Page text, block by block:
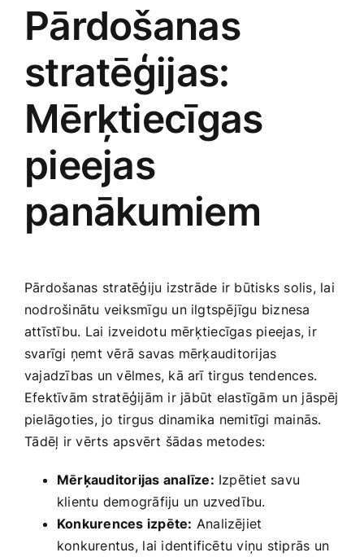
Pārdošanas
stratēģijas:‍
Mērķtiecīgas​
pieejas
panākumiem
Pārdošanas⁢ stratēģiju izstrāde ir būtisks‍ solis, ⁢lai
nodrošinātu ​veiksmīgu un​ ilgtspējīgu ‌biznesa
attīstību. Lai izveidotu ‍mērķtiecīgas pieejas, ir
svarīgi ņemt vērā savas mērķauditorijas
vajadzības un vēlmes, kā arī tirgus tendences.
Efektīvām stratēģijām ir⁢ jābūt elastīgām ⁢un⁣ jāspēj
‍pielāgoties, jo tirgus dinamika nemitīgi mainās.
⁣Tādēļ ​ir vērts apsvērt šādas metodes:
Mērķauditorijas analīze: Izpētiet savu
klientu demogrāfiju un uzvedību.
Konkurences izpēte: Analizējiet
konkurentus, ⁣lai identificētu viņu stiprās un